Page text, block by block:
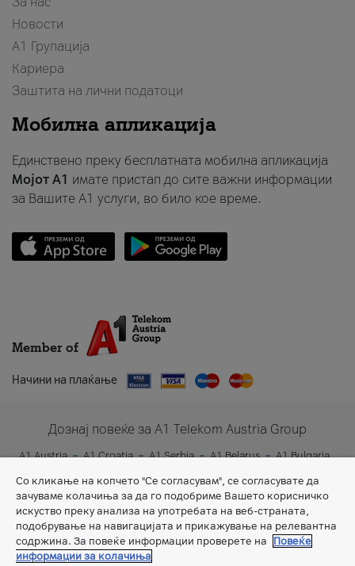
Новости
А1 Групација
Кариера
Заштита на лични податоци
Мобилна апликација
Единствено преку бесплатната мобилна апликација
Мојот A1 имате пристап до сите важни информации
за Вашите A1 услуги, во било кое време.
Member of
Начини на плаќање
Дознај повеќе за A1 Telekom Austria Group
A1 Austria A1 Croatia A1 Serbia A1 Belarus
A1 Bulgaria
A1 Slovenia
A1 Digital
Со кликање на копчето "Се согласувам", се согласувате да
зачуваме колачиња за да го подобриме Вашето корисничко
искуство преку анализа на употребата на веб-страната,
подобрување на навигацијата и прикажување на релевантна
содржина. За повеќе информации проверете на
Повеќе
информации за колачиња